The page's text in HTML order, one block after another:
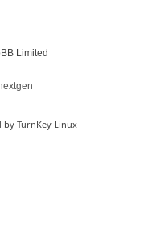
Limited
by TurnKey Linux